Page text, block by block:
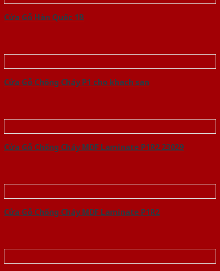
Cửa Gỗ Hàn Quốc 1B
Cửa Gỗ Chống Cháy P1 cho khach san
Cửa Gỗ Chống Cháy MDF Laminate P1R2 23029
Cửa Gỗ Chống Cháy MDF Laminate P1R2